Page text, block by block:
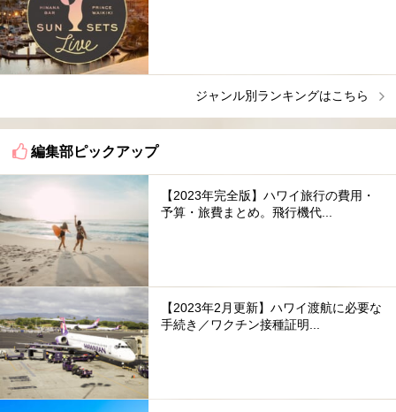
ジャンル別ランキングはこちら
編集部ピックアップ
【2023年完全版】ハワイ旅行の費用・
予算・旅費まとめ。飛行機代...
【2023年2月更新】ハワイ渡航に必要な
手続き／ワクチン接種証明...